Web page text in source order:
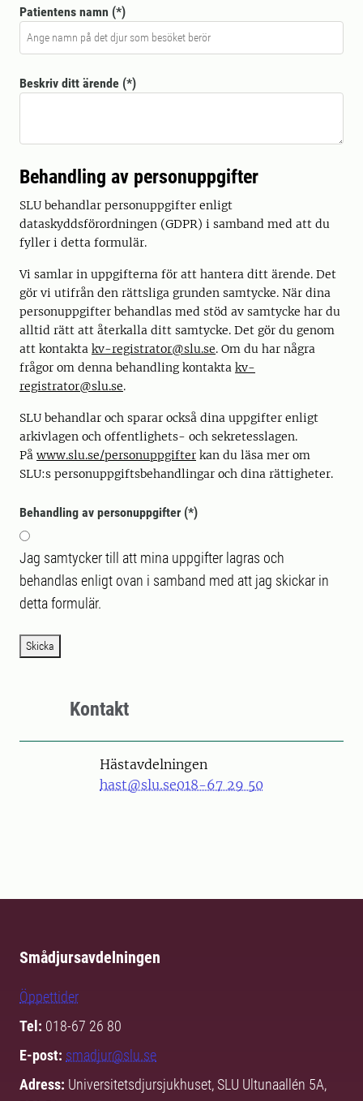
Patientens namn
Beskriv ditt ärende
Behandling av personuppgifter
SLU behandlar personuppgifter enligt
dataskyddsförordningen (GDPR) i samband med att du
fyller i detta formulär.
Vi samlar in uppgifterna för att hantera ditt ärende. Det
gör vi utifrån den rättsliga grunden samtycke. När dina
personuppgifter behandlas med stöd av samtycke har du
alltid rätt att återkalla ditt samtycke. Det gör du genom
att kontakta kv-registrator@slu.se. Om du har några
frågor om denna behandling kontakta kv-
registrator@slu.se.
SLU behandlar och sparar också dina uppgifter enligt
arkivlagen och offentlighets- och sekretesslagen.
På www.slu.se/personuppgifter kan du läsa mer om
SLU:s personuppgiftsbehandlingar och dina rättigheter.
Behandling av personuppgifter
Jag samtycker till att mina uppgifter lagras och
behandlas enligt ovan i samband med att jag skickar in
detta formulär.
Skicka
Kontakt
Hästavdelningen
hast@slu.se018-67 29 50
Smådjursavdelningen
Öppettider
Tel: 018-67 26 80
E-post: smadjur@slu.se
Adress: Universitetsdjursjukhuset, SLU Ultunaallén 5A,